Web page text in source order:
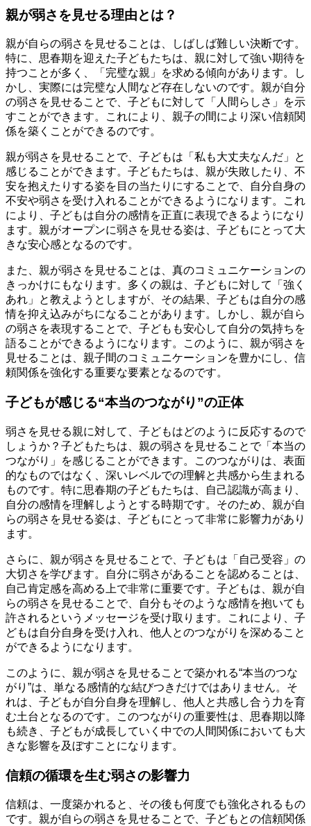
親が弱さを見せる理由とは？
親が自らの弱さを見せることは、しばしば難しい決断です。
特に、思春期を迎えた子どもたちは、親に対して強い期待を
持つことが多く、「完璧な親」を求める傾向があります。し
かし、実際には完璧な人間など存在しないのです。親が自分
の弱さを見せることで、子どもに対して「人間らしさ」を示
すことができます。これにより、親子の間により深い信頼関
係を築くことができるのです。
親が弱さを見せることで、子どもは「私も大丈夫なんだ」と
感じることができます。子どもたちは、親が失敗したり、不
安を抱えたりする姿を目の当たりにすることで、自分自身の
不安や弱さを受け入れることができるようになります。これ
により、子どもは自分の感情を正直に表現できるようになり
ます。親がオープンに弱さを見せる姿は、子どもにとって大
きな安心感となるのです。
また、親が弱さを見せることは、真のコミュニケーションの
きっかけにもなります。多くの親は、子どもに対して「強く
あれ」と教えようとしますが、その結果、子どもは自分の感
情を抑え込みがちになることがあります。しかし、親が自ら
の弱さを表現することで、子どもも安心して自分の気持ちを
語ることができるようになります。このように、親が弱さを
見せることは、親子間のコミュニケーションを豊かにし、信
頼関係を強化する重要な要素となるのです。
子どもが感じる“本当のつながり”の正体
弱さを見せる親に対して、子どもはどのように反応するので
しょうか？子どもたちは、親の弱さを見せることで「本当の
つながり」を感じることができます。このつながりは、表面
的なものではなく、深いレベルでの理解と共感から生まれる
ものです。特に思春期の子どもたちは、自己認識が高まり、
自分の感情を理解しようとする時期です。そのため、親が自
らの弱さを見せる姿は、子どもにとって非常に影響力があり
ます。
さらに、親が弱さを見せることで、子どもは「自己受容」の
大切さを学びます。自分に弱さがあることを認めることは、
自己肯定感を高める上で非常に重要です。子どもは、親が自
らの弱さを見せることで、自分もそのような感情を抱いても
許されるというメッセージを受け取ります。これにより、子
どもは自分自身を受け入れ、他人とのつながりを深めること
ができるようになります。
このように、親が弱さを見せることで築かれる“本当のつな
がり”は、単なる感情的な結びつきだけではありません。そ
れは、子どもが自分自身を理解し、他人と共感し合う力を育
む土台となるのです。このつながりの重要性は、思春期以降
も続き、子どもが成長していく中での人間関係においても大
きな影響を及ぼすことになります。
信頼の循環を生む弱さの影響力
信頼は、一度築かれると、その後も何度でも強化されるもの
です。親が自らの弱さを見せることで、子どもとの信頼関係